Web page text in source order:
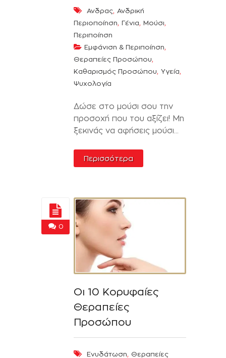
Ανδρας, Ανδρική
Περιοποίηση, Γένια, Μούσι,
Περιποίηση
Εμφάνιση & Περιποίηση,
Θεραπείες Προσώπου,
Καθαρισμός Προσώπου, Υγεία,
Ψυχολογία
Δώσε στο μούσι σου την
προσοχή που του αξίζει! Μη
ξεκινάς να αφήσεις μούσι...
Περισσότερα
0
Οι 10 Κορυφαίες
Θεραπείες
Προσώπου
Ενυδάτωση, Θεραπείες